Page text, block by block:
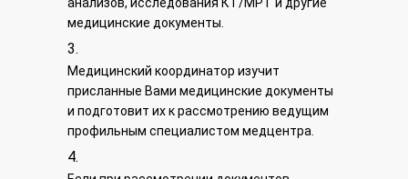
медицинские документы.
Медицинский координатор изучит
присланные Вами медицинские документы
и подготовит их к рассмотрению ведущим
профильным специалистом медцентра.